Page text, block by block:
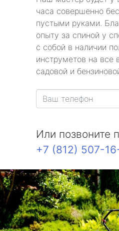
часа совершенно
пустыми руками.
опыту за спиной у
с собой в наличии
инструметов на все
садовой и
Или позвоните
+7 (812) 507-